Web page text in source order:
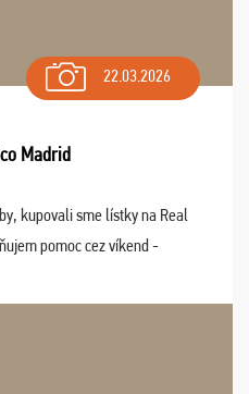
22.03.2026
Madrid
kupovali sme lístky na Real
pomoc cez víkend -
dobré, štadión Barnabéu ...